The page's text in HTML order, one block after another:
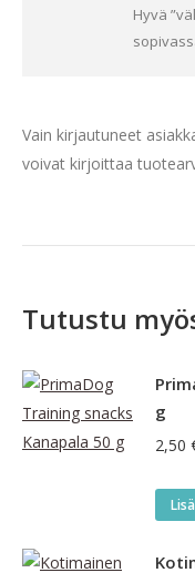
Hyvä
Vain kirjautuneet
voivat kirjoittaa
Tutustu
g
2,50